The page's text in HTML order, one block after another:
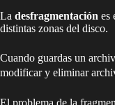
La desfragmentación es
distintas zonas del disco.
Cuando guardas un
modificar y eliminar
El problema de la